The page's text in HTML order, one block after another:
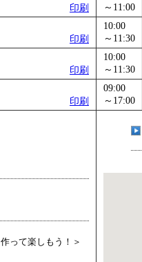
」 受付期間：～2026/
：～2026/11/30
くり」」 受付期間：～2026/
印刷 ～11:00
印刷
10:00
～11:30
印刷
10:00
～11:30
印刷
09:00
～17:00
って楽しもう！＞